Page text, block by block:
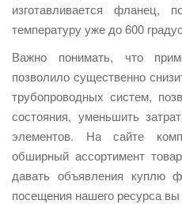
изготавливается фланец,
температуру уже до 600
Важно понимать, что
позволило существенно
трубопроводных систем,
состояния, уменьшить
элементов. На сайте
обширный ассортимент
давать объявления куплю
посещения нашего ресурса вы